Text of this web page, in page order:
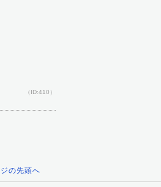
（ID:410）
の先頭へ